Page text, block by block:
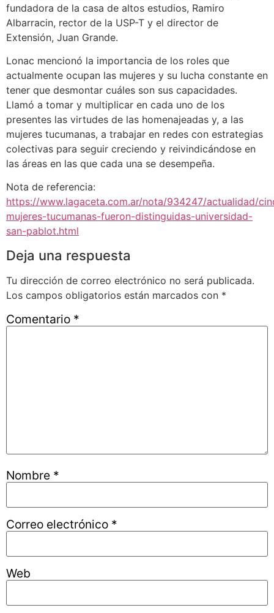
fundadora de la casa de altos estudios, Ramiro
Albarracin, rector de la USP-T y el director de
Extensión, Juan Grande.
Lonac mencionó la importancia de los roles que
actualmente ocupan las mujeres y su lucha constante en
tener que desmontar cuáles son sus capacidades.
Llamó a tomar y multiplicar en cada uno de los
presentes las virtudes de las homenajeadas y, a las
mujeres tucumanas, a trabajar en redes con estrategias
colectivas para seguir creciendo y reivindicándose en
las áreas en las que cada una se desempeña.
Nota de referencia:
https://www.lagaceta.com.ar/nota/934247/actualidad/
mujeres-tucumanas-fueron-distinguidas-universidad-
san-pablot.html
Deja una respuesta
Tu dirección de correo electrónico no será publicada.
Los campos obligatorios están marcados con *
Comentario *
Nombre *
Correo electrónico *
Web